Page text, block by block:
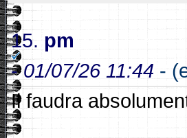
15. pm
-01/07/26 11:44 -
Il faudra